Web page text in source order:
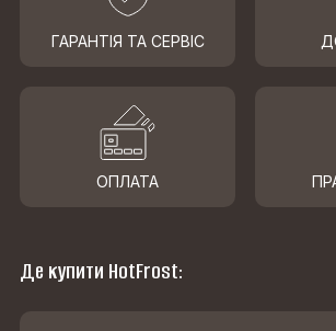
ГАРАНТІЯ ТА СЕРВІС
ОПЛАТА
Де купити HotFrost: